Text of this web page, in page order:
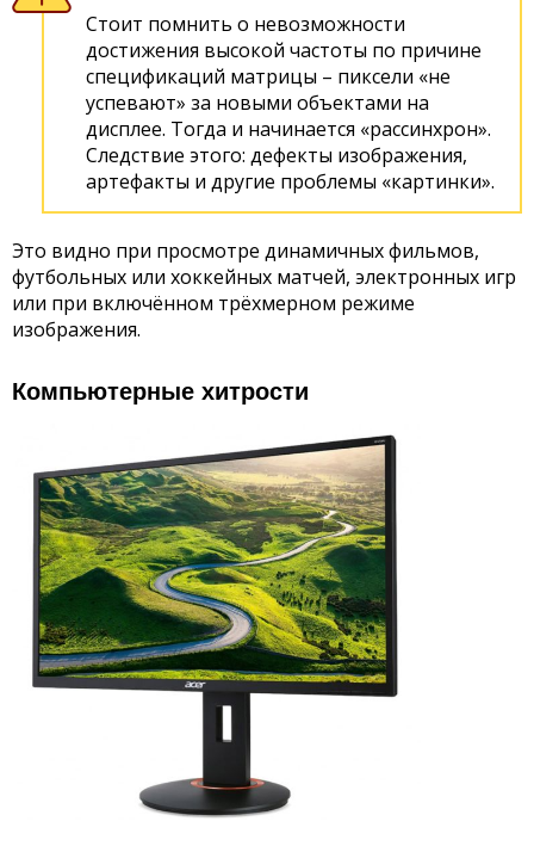
Стоит помнить о невозможности
достижения высокой частоты по причине
спецификаций матрицы – пиксели «не
успевают» за новыми объектами на
дисплее. Тогда и начинается «рассинхрон».
Следствие этого: дефекты изображения,
артефакты и другие проблемы «картинки».
Это видно при просмотре динамичных фильмов,
футбольных или хоккейных матчей, электронных игр
или при включённом трёхмерном режиме
изображения.
Компьютерные хитрости